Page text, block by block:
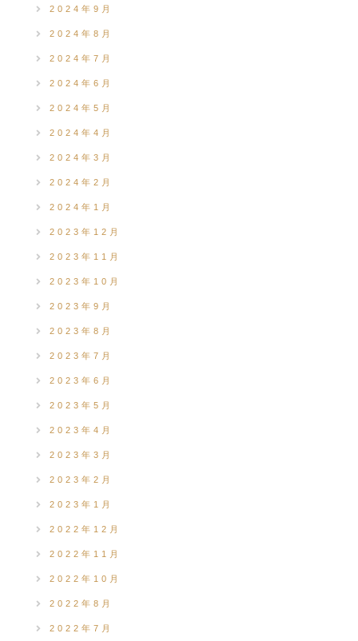
2024年9月
2024年8月
2024年7月
2024年6月
2024年5月
2024年4月
2024年3月
2024年2月
2024年1月
2023年12月
2023年11月
2023年10月
2023年9月
2023年8月
2023年7月
2023年6月
2023年5月
2023年4月
2023年3月
2023年2月
2023年1月
2022年12月
2022年11月
2022年10月
2022年8月
2022年7月